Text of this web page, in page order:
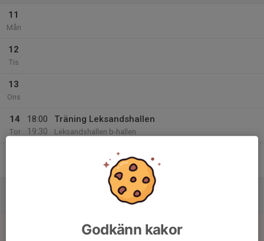
11
Mån
12
Tis
13
Ons
14
Tor
18:00
19:30
Träning Leksandshallen
Leksandshallen b-hallen
Träning Falun
Friidrottshallen Lugnet Falun
Godkänn kakor